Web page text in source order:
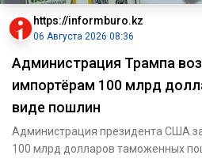
https://informburo.kz
06 Августа 2026 08:36
Администрация Трампа
импортёрам 100 млрд
виде пошлин
Администрация президента США
100 млрд долларов таможенных